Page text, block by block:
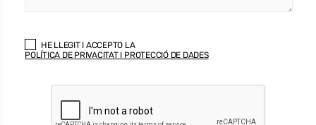
HE LLEGIT I ACCEPTO LA
POLÍTICA DE PRIVACITAT I PROTECCIÓ DE DADES